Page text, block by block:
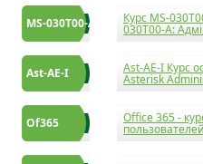
MS-030T00-A Курс MS-
030T00-A:
Ast-AE-I Ast-AE-I Курс
Asterisk
Of365 Office 365 -